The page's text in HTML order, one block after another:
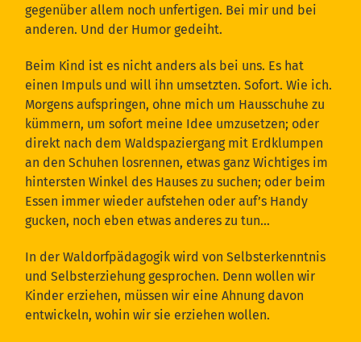
gegenüber allem noch unfertigen. Bei mir und bei
anderen. Und der Humor gedeiht.
Beim Kind ist es nicht anders als bei uns. Es hat
einen Impuls und will ihn umsetzten. Sofort. Wie ich.
Morgens aufspringen, ohne mich um Hausschuhe zu
kümmern, um sofort meine Idee umzusetzen; oder
direkt nach dem Waldspaziergang mit Erdklumpen
an den Schuhen losrennen, etwas ganz Wichtiges im
hintersten Winkel des Hauses zu suchen; oder beim
Essen immer wieder aufstehen oder auf’s Handy
gucken, noch eben etwas anderes zu tun…
In der Waldorfpädagogik wird von Selbsterkenntnis
und Selbsterziehung gesprochen. Denn wollen wir
Kinder erziehen, müssen wir eine Ahnung davon
entwickeln, wohin wir sie erziehen wollen.